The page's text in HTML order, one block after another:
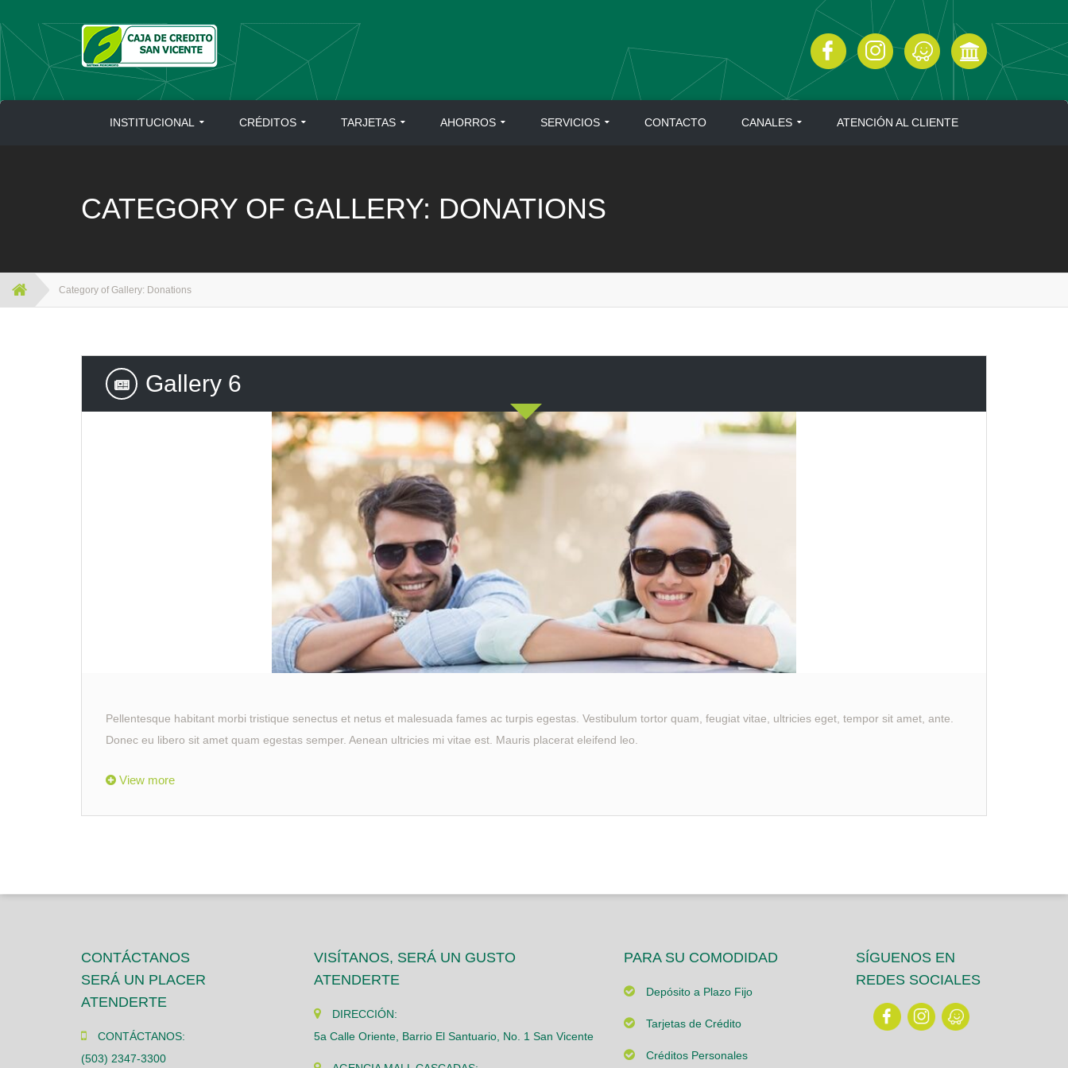
to
content
INSTITUCIONAL CRÉDITOS TARJETAS AHORROS SERVICIOS CONTACTO CANALES ATENCIÓN AL CLIENTE
CATEGORY OF GALLERY: DONATIONS
Category of Gallery: Donations
Gallery 6
Pellentesque habitant morbi tristique senectus et netus et malesuada fames ac turpis egestas. Vestibulum tortor quam, feugiat vitae, ultricies eget, tempor sit amet, ante.
Donec eu libero sit amet quam egestas semper. Aenean ultricies mi vitae est. Mauris placerat eleifend leo.
View more
CONTÁCTANOS
SERÁ UN PLACER
ATENDERTE
CONTÁCTANOS:
(503) 2347-3300
VISÍTANOS, SERÁ UN GUSTO
ATENDERTE
DIRECCIÓN:
5a Calle Oriente, Barrio El Santuario, No. 1 San Vicente
PARA SU COMODIDAD
Depósito a Plazo Fijo
Tarjetas de Crédito
Créditos Personales
SÍGUENOS EN
REDES SOCIALES